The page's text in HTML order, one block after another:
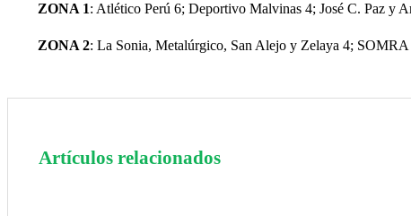
ZONA 1: Atlético Perú 6; Deportivo Malvinas 4; José C. Paz y
ZONA 2: La Sonia, Metalúrgico, San Alejo y Zelaya 4;
Artículos relacionados